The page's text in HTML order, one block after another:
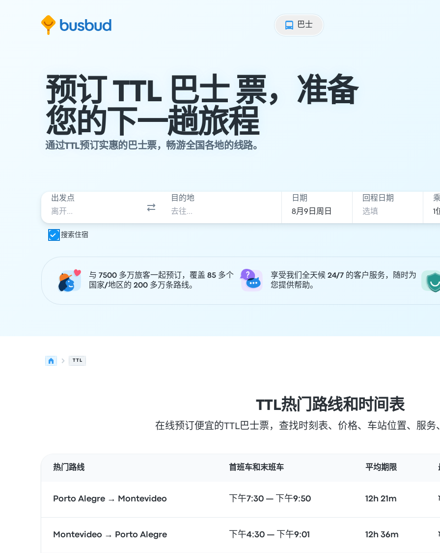
巴士
预订 TTL 巴士 票，准备
您的下一趟旅程
通过TTL预订实惠的巴士票，畅游全国各地的线路。
出发点 目的地 日期 回程日期
搜索住宿
与 7500 多万旅客一起预订，覆盖 85 多个
国家/地区的 200 多万条路线。
享受我们全天候 24/7 的客户服务，随时为
您提供帮助。
TTL
TTL热门路线和时间表
在线预订便宜的TTL巴士票，查找时刻表、价格、车站位置、服务
热门路线 首班车和末班车 平均期限
Porto Alegre → Montevideo 下午7:30 — 下午9:50 12h 21m
Montevideo → Porto Alegre 下午4:30 — 下午9:01 12h 36m